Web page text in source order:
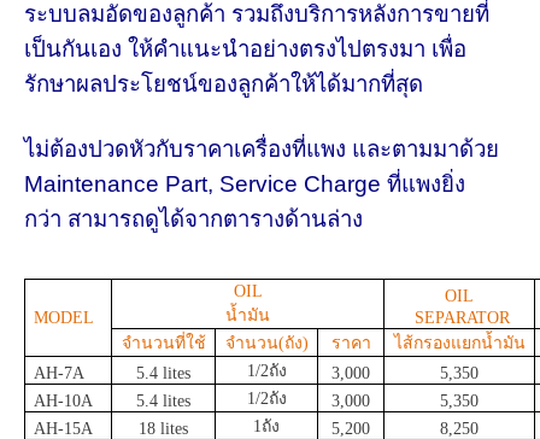
ระบบลมอัดของลูกค้า รวมถึงบริการหลังการขายที่
เป็นกันเอง ให้คำแนะนำอย่างตรงไปตรงมา เพื่อ
รักษาผลประโยชน์ของลูกค้าให้ได้มากที่สุด
ไม่ต้องปวดหัวกับราคาเครื่องที่แพง และตามมาด้วย
Maintenance Part, Service Charge ที่แพงยิ่ง
กว่า สามารถดูได้จากตารางด้านล่าง
MODEL
OIL
น้ำมัน
OIL
SEPARATOR
จำนวนที่ใช้
จำนวน(ถัง) ราคา
ไส้กรองแยกน้ำมัน
AH-7A
5.4 lites 1/2ถัง 3,000
5,350
AH-10A
5.4 lites 1/2ถัง 3,000
5,350
AH-15A
18 lites 1ถัง 5,200
8,250